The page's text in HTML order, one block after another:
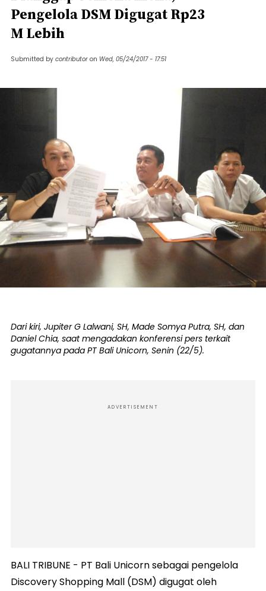
Pengelola DSM Digugat Rp23
M Lebih
Submitted by contributor on Wed, 05/24/2017 - 17:51
Dari kiri, Jupiter G Lalwani, SH, Made Somya Putra, SH, dan
Daniel Chia, saat mengadakan konferensi pers terkait
gugatannya pada PT Bali Unicorn, Senin (22/5).
ADVERTISEMENT
BALI TRIBUNE - PT Bali Unicorn sebagai pengelola
Discovery Shopping Mall (DSM) digugat oleh